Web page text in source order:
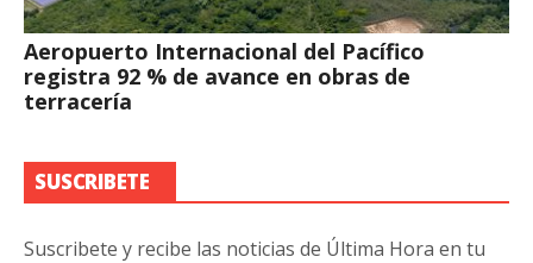
Aeropuerto Internacional del Pacífico
registra 92 % de avance en obras de
terracería
SUSCRIBETE
Suscribete y recibe las noticias de Última Hora en tu